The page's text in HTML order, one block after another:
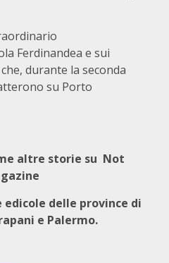
Ferdinandea e sui
durante la seconda
su Porto
altre storie su Not
delle province di
e Palermo.